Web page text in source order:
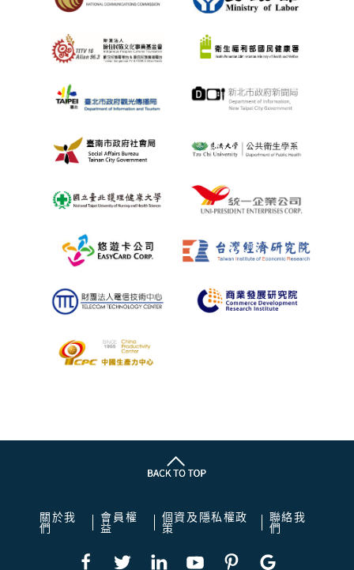
關於我
們
會員權
益
個資及隱私權政
策
聯絡我
們